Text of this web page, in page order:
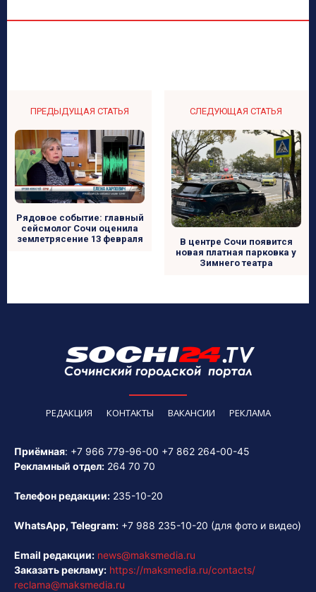
ПРЕДЫДУЩАЯ СТАТЬЯ
Рядовое событие: главный
сейсмолог Сочи оценила
землетрясение 13 февраля
СЛЕДУЮЩАЯ СТАТЬЯ
В центре Сочи появится
новая платная парковка у
Зимнего театра
РЕДАКЦИЯ КОНТАКТЫ ВАКАНСИИ РЕКЛАМА
Приёмная: +7 966 779-96-00 +7 862 264-00-45
Рекламный отдел: 264 70 70
Телефон редакции: 235-10-20
WhatsApp, Telegram: +7 988 235-10-20 (для фото и видео)
Email редакции: news@maksmedia.ru
Заказать рекламу: https://maksmedia.ru/contacts/
reclama@maksmedia.ru